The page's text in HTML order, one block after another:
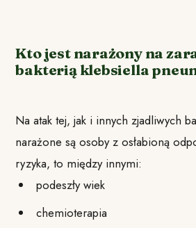
Kto jest narażony na
bakterią klebsiella
Na atak tej, jak i innych zjadliwych
narażone są osoby z osłabioną
ryzyka, to między innymi:
podeszły wiek
chemioterapia